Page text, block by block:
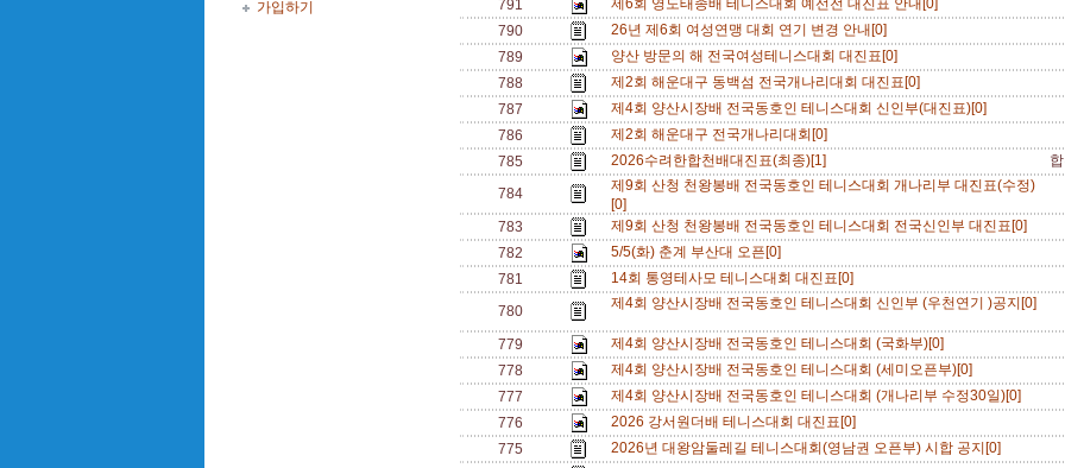
가입하기
791
제6회 영도태종배 테니스대회 예선전 대진표 안내[0]
790
26년 제6회 여성연맹 대회 연기 변경 안내[0]
789
양산 방문의 해 전국여성테니스대회 대진표[0]
788
제2회 해운대구 동백섬 전국개나리대회 대진표[0]
787
제4회 양산시장배 전국동호인 테니스대회 신인부(대진표)[0]
786
제2회 해운대구 전국개나리대회[0]
785
2026수려한합천배대진표(최종)[1]
784
제9회 산청 천왕봉배 전국동호인 테니스대회 개나리부 대진표(수정)
[0]
783
제9회 산청 천왕봉배 전국동호인 테니스대회 전국신인부 대진표[0]
782
5/5(화) 춘계 부산대 오픈[0]
781
14회 통영테사모 테니스대회 대진표[0]
780
제4회 양산시장배 전국동호인 테니스대회 신인부 (우천연기 )공지[0]
779
제4회 양산시장배 전국동호인 테니스대회 (국화부)[0]
778
제4회 양산시장배 전국동호인 테니스대회 (세미오픈부)[0]
777
제4회 양산시장배 전국동호인 테니스대회 (개나리부 수정30일)[0]
776
2026 강서원더배 테니스대회 대진표[0]
775
2026년 대왕암둘레길 테니스대회(영남권 오픈부) 시합 공지[0]